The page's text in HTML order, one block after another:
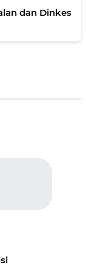
dan Dinkes